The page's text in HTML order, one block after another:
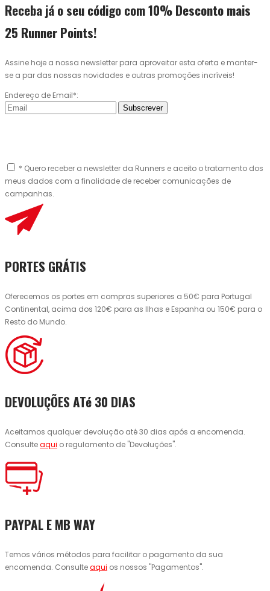
Receba já o seu código com 10% Desconto mais
25 Runner Points!
Assine hoje a nossa newsletter para aproveitar esta oferta e manter-
se a par das nossas novidades e outras promoções incríveis!
Endereço de Email*:
Subscrever
* Quero receber a newsletter da Runners e aceito o tratamento dos
meus dados com a finalidade de receber comunicações de
campanhas.
PORTES GRÁTIS
Oferecemos os portes em compras superiores a 50€ para Portugal
Continental, acima dos 120€ para as Ilhas e Espanha ou 150€ para o
Resto do Mundo.
DEVOLUÇÕES ATé 30 DIAS
Aceitamos qualquer devolução até 30 dias após a encomenda.
Consulteaqui o regulamento de "Devoluções".
PAYPAL E MB WAY
Temos vários métodos para facilitar o pagamento da sua
encomenda. Consulteaqui os nossos "Pagamentos".